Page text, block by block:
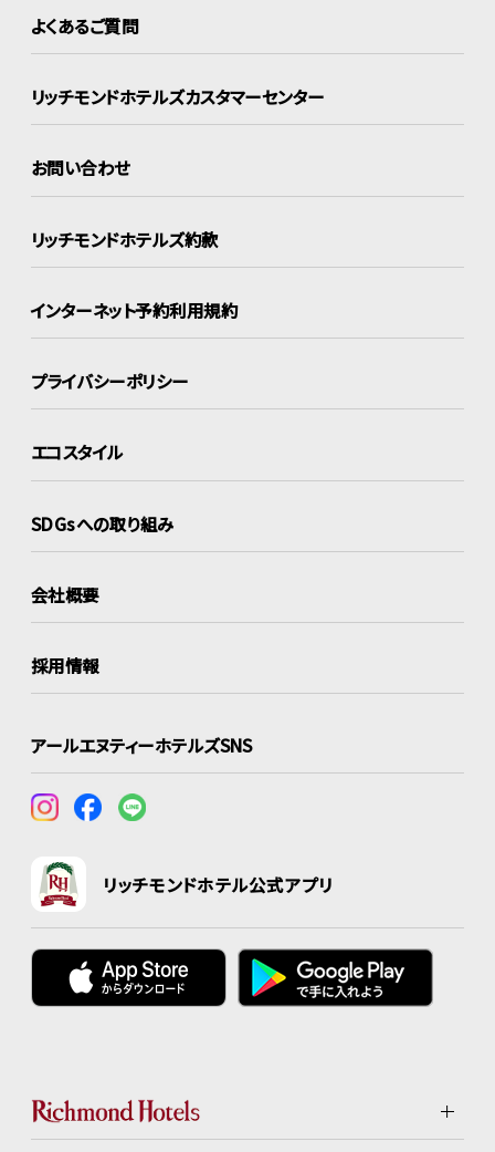
よくあるご質問
リッチモンドホテルズカスタマーセンター
お問い合わせ
リッチモンドホテルズ約款
インターネット予約利用規約
プライバシーポリシー
エコスタイル
SDGsへの取り組み
会社概要
採用情報
アールエヌティーホテルズSNS
リッチモンドホテル公式アプリ